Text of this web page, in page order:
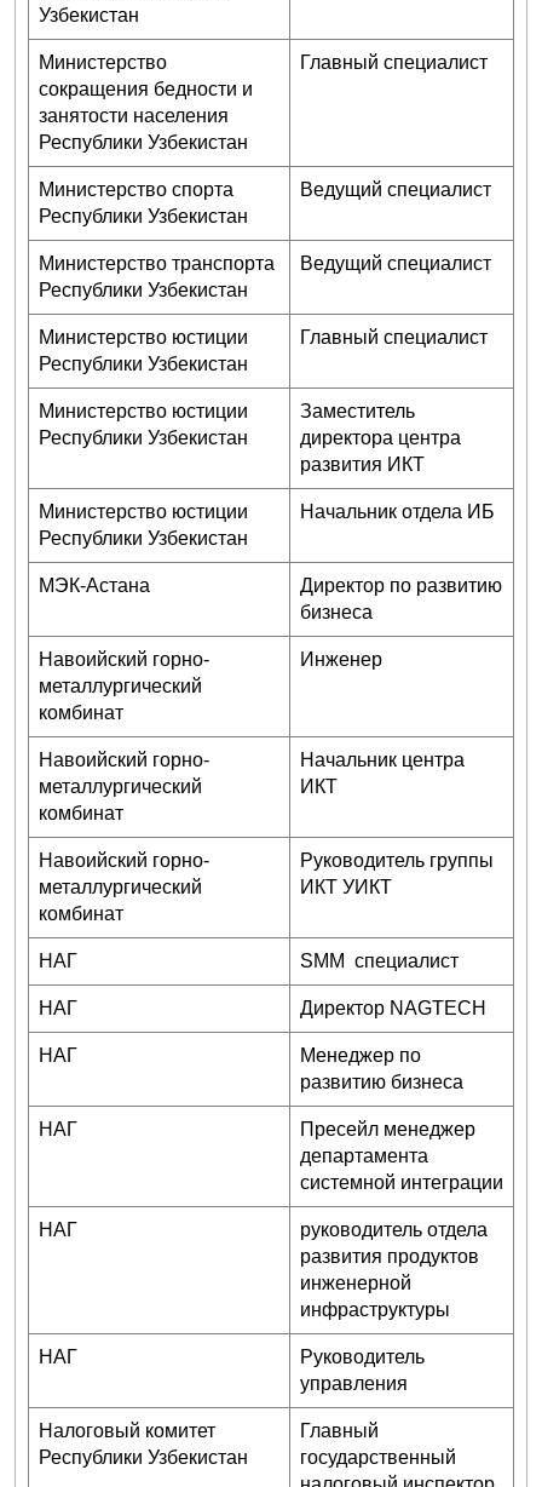
Узбекистан
Министерство
сокращения бедности и
занятости населения
Республики Узбекистан
Главный специалист
Министерство спорта
Республики Узбекистан
Ведущий специалист
Министерство транспорта
Республики Узбекистан
Ведущий специалист
Министерство юстиции
Республики Узбекистан
Главный специалист
Министерство юстиции
Республики Узбекистан
Заместитель
директора центра
развития ИКТ
Министерство юстиции
Республики Узбекистан
Начальник отдела ИБ
МЭК-Астана
Директор по развитию
бизнеса
Навоийский горно-
металлургический
комбинат
Инженер
Навоийский горно-
металлургический
комбинат
Начальник центра
ИКТ
Навоийский горно-
металлургический
комбинат
Руководитель группы
ИКТ УИКТ
НАГ SMM специалист
НАГ Директор NAGTECH
НАГ
Менеджер по
развитию бизнеса
НАГ
Пресейл менеджер
департамента
системной интеграции
НАГ
руководитель отдела
развития продуктов
инженерной
инфраструктуры
НАГ
Руководитель
управления
Налоговый комитет
Республики Узбекистан
Главный
государственный